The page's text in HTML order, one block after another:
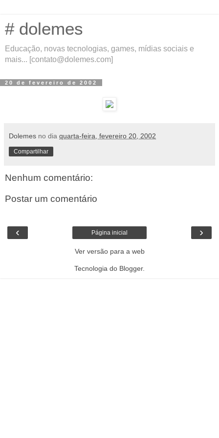
# dolemes
Educação, novas tecnologias, games, mídias sociais e
mais... [contato@dolemes.com]
20 de fevereiro de 2002
Dolemes no dia quarta-feira, fevereiro 20, 2002
Compartilhar
Nenhum comentário:
Postar um comentário
‹ ›
Página inicial
Ver versão para a web
Tecnologia do Blogger.